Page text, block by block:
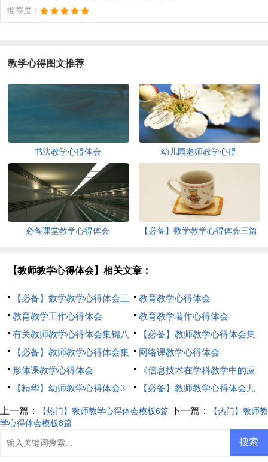
推荐度：
教学心得图文推荐
书法教学心得体会 幼儿园老师教学心得
必备课堂教学心得体会 【必备】数学教学心得体会三篇
【教师教学心得体会】相关文章：
【必备】数学教学心得体会三
篇
教育教学心得体会
教育教学工作心得体会
教育教学著作心得体会
有关教师教学心得体会集锦八
篇
【必备】教师教学心得体会集
锦8篇
【必备】教师教学心得体会集
锦7篇
网络课教学心得体会
形体课教学心得体会
《信息技术在学科教学中的应
用》学习心得体会
【精华】幼师教学心得体会3
【必备】教师教学心得体会九
篇
上一篇： 【热门】教师教学心得体会模板6篇 下一篇：
【热门】教师教
学心得体会模板8篇